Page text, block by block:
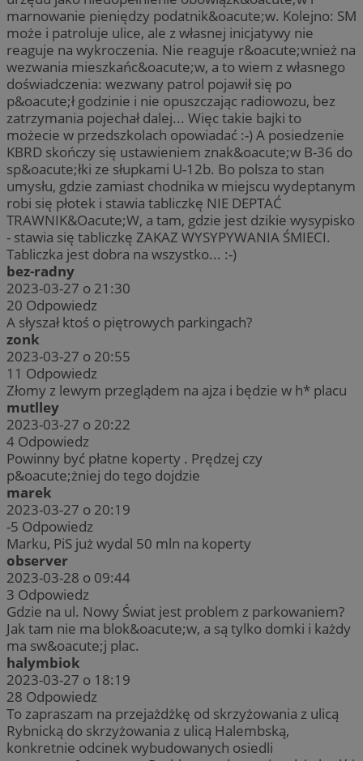
marnowanie pieniędzy podatnik&oacute;w. Kolejno: SM
może i patroluje ulice, ale z własnej inicjatywy nie
reaguje na wykroczenia. Nie reaguje r&oacute;wnież na
wezwania mieszkańc&oacute;w, a to wiem z własnego
doświadczenia: wezwany patrol pojawił się po
p&oacute;ł godzinie i nie opuszczając radiowozu, bez
zatrzymania pojechał dalej... Więc takie bajki to
możecie w przedszkolach opowiadać :-) A posiedzenie
KBRD skończy się ustawieniem znak&oacute;w B-36 do
sp&oacute;łki ze słupkami U-12b. Bo polsza to stan
umysłu, gdzie zamiast chodnika w miejscu wydeptanym
robi się płotek i stawia tabliczkę NIE DEPTAĆ
TRAWNIK&Oacute;W, a tam, gdzie jest dzikie wysypisko
- stawia się tabliczkę ZAKAZ WYSYPYWANIA ŚMIECI.
Tabliczka jest dobra na wszystko... :-)
bez-radny
2023-03-27 o 21:30
20 Odpowiedz
A słyszał ktoś o piętrowych parkingach?
zonk
2023-03-27 o 20:55
11 Odpowiedz
Złomy z lewym przeglądem na ajza i będzie w h* placu
mutlley
2023-03-27 o 20:22
4 Odpowiedz
Powinny być płatne koperty . Prędzej czy
p&oacute;żniej do tego dojdzie
marek
2023-03-27 o 20:19
-5 Odpowiedz
Marku, PiS już wydal 50 mln na koperty
observer
2023-03-28 o 09:44
3 Odpowiedz
Gdzie na ul. Nowy Świat jest problem z parkowaniem?
Jak tam nie ma blok&oacute;w, a są tylko domki i każdy
ma sw&oacute;j plac.
halymbiok
2023-03-27 o 18:19
28 Odpowiedz
To zapraszam na przejażdżkę od skrzyżowania z ulicą
Rybnicką do skrzyżowania z ulicą Halembską,
konkretnie odcinek wybudowanych osiedli